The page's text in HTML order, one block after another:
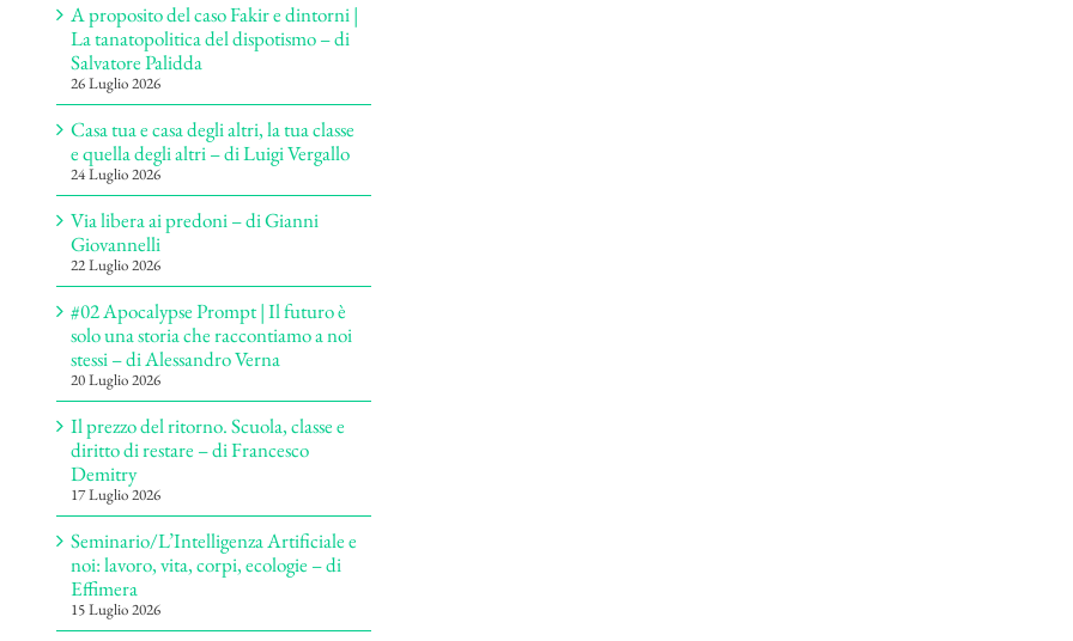
A proposito del caso Fakir e dintorni |
La tanatopolitica del dispotismo – di
Salvatore Palidda
26 Luglio 2026
Casa tua e casa degli altri, la tua classe
e quella degli altri – di Luigi Vergallo
24 Luglio 2026
Via libera ai predoni – di Gianni
Giovannelli
22 Luglio 2026
#02 Apocalypse Prompt | Il futuro è
solo una storia che raccontiamo a noi
stessi – di Alessandro Verna
20 Luglio 2026
Il prezzo del ritorno. Scuola, classe e
diritto di restare – di Francesco
Demitry
17 Luglio 2026
Seminario/L’Intelligenza Artificiale e
noi: lavoro, vita, corpi, ecologie – di
Effimera
15 Luglio 2026